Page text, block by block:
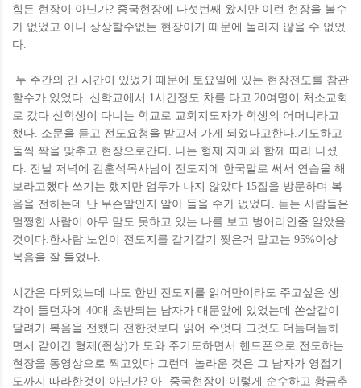
힘든 현장이 아닌가? 중국현장에 다섯번째 왔지만 이런 현장을 볼수
가 없었고 아니 상상할수없는 현장이기 때문에 놀라지 않을 수 없었
다.
두 주간의 긴 시간이 있었기 때문에 토요일에 있는 현장전도를 참관
할수가 있었다. 신학교에서 1시간정도 차를 타고 20여명이 처소교회
로 갔다 신학생이 다니는 학교로 교회지도자가 학생의 어머니라고
했다. 소문을 듣고 전도요청을 받고서 가게 되었다고한다.기도하고
둘씩 짝을 맞추고 현장으로간다. 나는 형제 자매와 함께 따라 나셨
다. 전날 저녁에 김훈석목사님이 전도지에 한국말로 써서 연습을 해
보라고했다 쓰기는 했지만 엄두가 나지 않았다 15집을 방문하며 복
음을 전하는데 난 무슨말인지 알아 들을 수가 없었다. 듣는 사람들은
멀쩡한 사람이 아무 말도 못하고 있는 나를 보고 벙어리인줄 알았을
것이다.한사람 노인이 전도지를 갈기갈기 찢은거 말고는 95%이상
복음을 잘 들었다.
시간은 다되었느데 나도 한번 전도지를 읽어만이라도 주고싶은 생
각이 들던차에 40대 초반되는 남자가 대문앞에 있었는데 쏜살같이
달려가 복음을 전했다 전한것보다 읽어 주엇다 그것도 더듬더듬하
면서 같이간 형제(쥔상)가 도와 주기도하면서 핸드폰으로 전도하는
현장을 동영상으로 찍고있다 그런데 놀라운 것은 그 남자가 영접기
도까지 따라한것이 아닌가? 아- 중국현장이 이렇게 순수하고 황금추